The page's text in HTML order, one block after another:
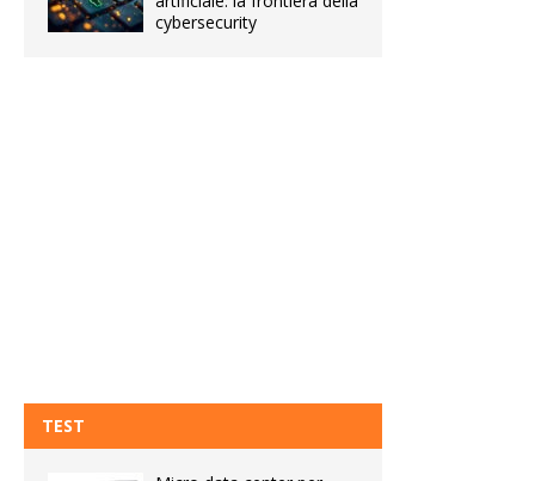
cybersecurity
TEST